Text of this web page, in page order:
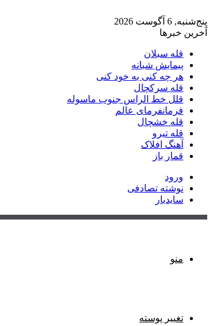
پنج‌شنبه, 6 آگوست 2026
آخرین خبرها
قله سبلان
پیمایش شبانه
هر چه کنی به خود کنی
قله سرکچال
قلل خط الراس جنوب ماسوله
فرمانفرمای عالم
قله خشچال
قله تیرو
آهنگ افلاک
قمار باز
ورود
نوشته تصادفی
سایدبار
منو
تغییر پوسته